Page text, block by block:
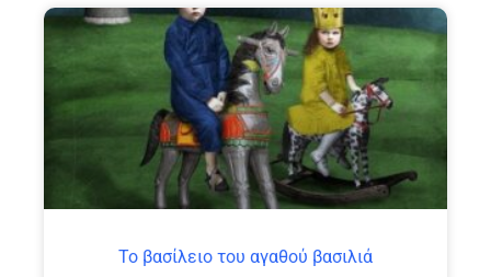
Το βασίλειο του αγαθού βασιλιά